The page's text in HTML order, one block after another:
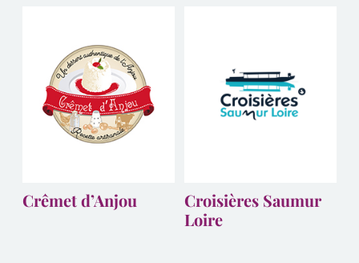
Crêmet d’Anjou
Croisières Saumur
Loire